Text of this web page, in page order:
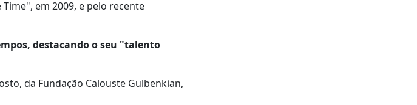
em 2009, e pelo recente
destacando o seu "talento
da Fundação Calouste Gulbenkian,